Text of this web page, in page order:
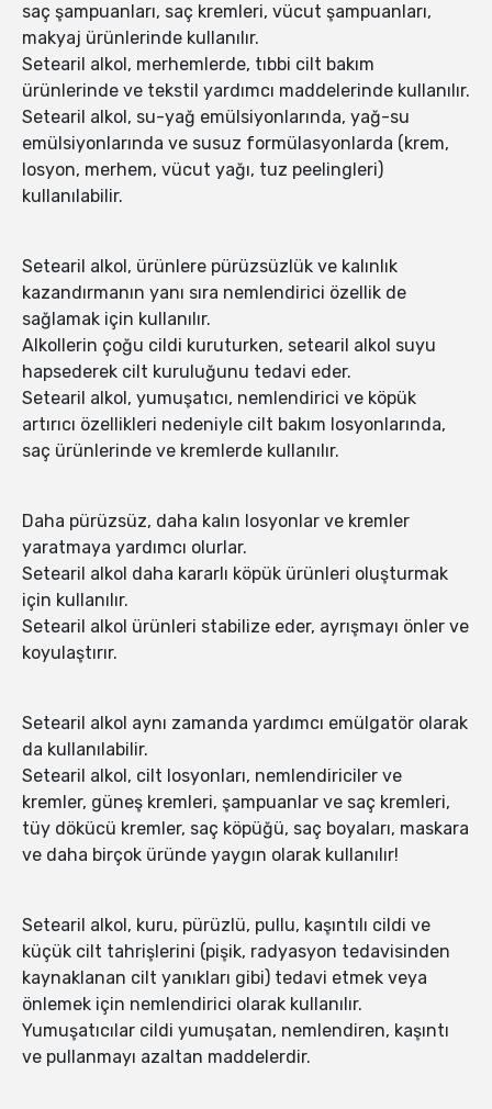
saç şampuanları, saç kremleri, vücut şampuanları,
makyaj ürünlerinde kullanılır.
Setearil alkol, merhemlerde, tıbbi cilt bakım
ürünlerinde ve tekstil yardımcı maddelerinde kullanılır.
Setearil alkol, su-yağ emülsiyonlarında, yağ-su
emülsiyonlarında ve susuz formülasyonlarda (krem,
losyon, merhem, vücut yağı, tuz peelingleri)
kullanılabilir.
Setearil alkol, ürünlere pürüzsüzlük ve kalınlık
kazandırmanın yanı sıra nemlendirici özellik de
sağlamak için kullanılır.
Alkollerin çoğu cildi kuruturken, setearil alkol suyu
hapsederek cilt kuruluğunu tedavi eder.
Setearil alkol, yumuşatıcı, nemlendirici ve köpük
artırıcı özellikleri nedeniyle cilt bakım losyonlarında,
saç ürünlerinde ve kremlerde kullanılır.
Daha pürüzsüz, daha kalın losyonlar ve kremler
yaratmaya yardımcı olurlar.
Setearil alkol daha kararlı köpük ürünleri oluşturmak
için kullanılır.
Setearil alkol ürünleri stabilize eder, ayrışmayı önler ve
koyulaştırır.
Setearil alkol aynı zamanda yardımcı emülgatör olarak
da kullanılabilir.
Setearil alkol, cilt losyonları, nemlendiriciler ve
kremler, güneş kremleri, şampuanlar ve saç kremleri,
tüy dökücü kremler, saç köpüğü, saç boyaları, maskara
ve daha birçok üründe yaygın olarak kullanılır!
Setearil alkol, kuru, pürüzlü, pullu, kaşıntılı cildi ve
küçük cilt tahrişlerini (pişik, radyasyon tedavisinden
kaynaklanan cilt yanıkları gibi) tedavi etmek veya
önlemek için nemlendirici olarak kullanılır.
Yumuşatıcılar cildi yumuşatan, nemlendiren, kaşıntı
ve pullanmayı azaltan maddelerdir.